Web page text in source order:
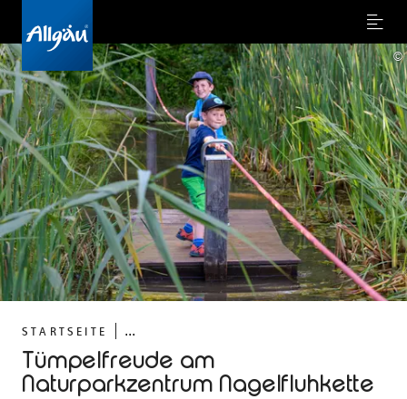
Menu
©
STARTSEITE ...
Tümpelfreude am
Naturparkzentrum Nagelfluhkette